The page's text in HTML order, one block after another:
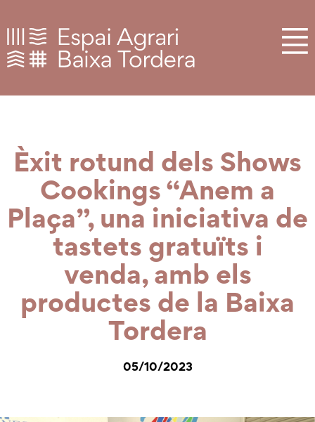
Èxit rotund dels Shows
Cookings “Anem a
Plaça”, una iniciativa de
tastets gratuïts i
venda, amb els
productes de la Baixa
Tordera
05/10/2023